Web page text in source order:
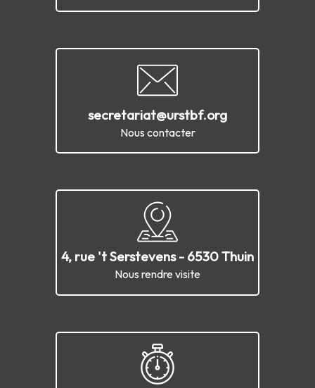
secretariat@urstbf.org
Nous contacter
4, rue 't Serstevens - 6530 Thuin
Nous rendre visite